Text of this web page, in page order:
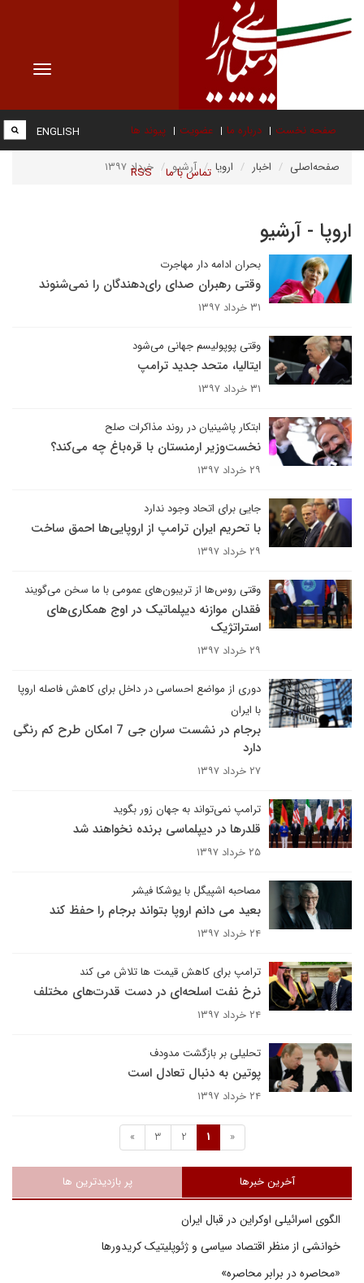
Toggle
صفحه نخست درباره ما عضویت پیوند ها
تماس با ما RSS
ENGLISH
صفحه‌اصلی اخبار اروپا آرشیو خرداد ۱۳۹۷
اروپا - آرشیو
بحران ادامه دار مهاجرت
وقتی رهبران صدای رای‌دهندگان را نمی‌شنوند
۳۱ خرداد ۱۳۹۷
وقتی پوپولیسم جهانی می‌شود
ایتالیا، متحد جدید ترامپ
۳۱ خرداد ۱۳۹۷
ابتکار پاشینیان در روند مذاکرات صلح
نخست‌وزیر ارمنستان با قره‌باغ چه می‌کند؟
۲۹ خرداد ۱۳۹۷
جایی برای اتحاد وجود ندارد
با تحریم ایران ترامپ از اروپایی‌ها احمق ساخت
۲۹ خرداد ۱۳۹۷
وقتی روس‌ها از تریبون‌های عمومی با ما سخن می‌گویند
فقدان موازنه دیپلماتیک در اوج همکاری‌های
استراتژیک
۲۹ خرداد ۱۳۹۷
دوری از مواضع احساسی در داخل برای کاهش فاصله اروپا
با ایران
برجام در نشست سران جی 7 امکان طرح کم رنگی
دارد
۲۷ خرداد ۱۳۹۷
ترامپ نمی‌‌تواند به جهان زور بگوید
قلدرها در دیپلماسی برنده نخواهند شد
۲۵ خرداد ۱۳۹۷
مصاحبه اشپیگل با یوشکا فیشر
بعید می دانم اروپا بتواند برجام را حفظ کند
۲۴ خرداد ۱۳۹۷
ترامپ برای کاهش قیمت ها تلاش می کند
نرخ نفت اسلحه‌ای در دست قدرت‌های مختلف
۲۴ خرداد ۱۳۹۷
تحلیلی بر بازگشت مدودف
پوتین به دنبال تعادل است
۲۴ خرداد ۱۳۹۷
«
1
2
3
»
آخرین خبرها پر بازدیدترین ها
الگوی اسرائیلی اوکراین در قبال ایران
خوانشی از منظر اقتصاد سیاسی و ژئوپلیتیک کریدورها
«محاصره در برابر محاصره»